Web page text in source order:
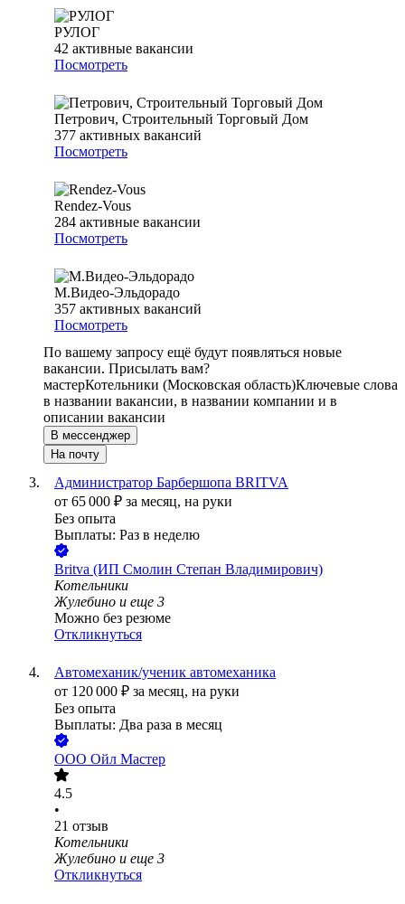
РУЛОГ
42 активные вакансии
Посмотреть
Петрович, Строительный Торговый Дом
377 активных вакансий
Посмотреть
Rendez-Vous
284 активные вакансии
Посмотреть
М.Видео-Эльдорадо
357 активных вакансий
Посмотреть
По вашему запросу ещё будут появляться новые
вакансии. Присылать вам?
мастерКотельники (Московская область)Ключевые слова
в названии вакансии, в названии компании и в
описании вакансии
В мессенджер
На почту
Администратор Барбершопа BRITVA
от 65 000 ₽ за месяц, на руки
Без опыта
Выплаты: Раз в неделю
Britva (ИП Смолин Степан Владимирович)
Котельники
Жулебино и еще 3
Можно без резюме
Откликнуться
Автомеханик/ученик автомеханика
от 120 000 ₽ за месяц, на руки
Без опыта
Выплаты: Два раза в месяц
ООО Ойл Мастер
4.5
•
21 отзыв
Котельники
Жулебино и еще 3
Откликнуться